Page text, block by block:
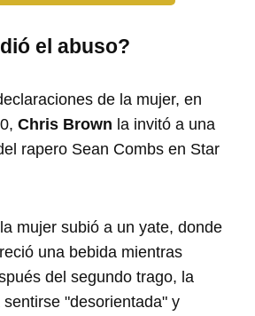
el abuso?
de la mujer, en
Chris Brown la invitó a una
rapero Sean Combs en Star
mujer subió a un yate, donde
una bebida mientras
del segundo trago, la
"desorientada" y